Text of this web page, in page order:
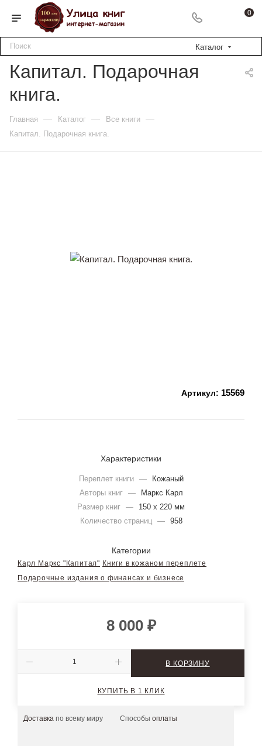
0
Капитал. Подарочная
книга.
Главная — Каталог — Все книги —
Капитал. Подарочная книга.
Артикул: 15569
Характеристики
Переплет книги —
Кожаный
Авторы книг —
Маркс Карл
Размер книг —
150 х 220 мм
Количество страниц — 958
Категории
Карл Маркс "Капитал" Книги в кожаном переплете
Подарочные издания о финансах и бизнесе
8 000₽
В КОРЗИНУ
КУПИТЬ В 1 КЛИК
Доставка по всему миру Способы оплаты
Каталог